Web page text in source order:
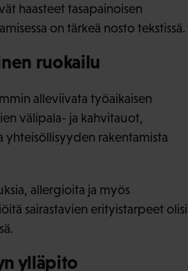
haasteet tasapainoisen
on tärkeä nosto tekstissä.
ruokailu
alleviivata työaikaisen
välipala- ja kahvitauot,
yhteisöllisyyden rakentamista
allergioita ja myös
sairastavien erityistarpeet olisi
ylläpito